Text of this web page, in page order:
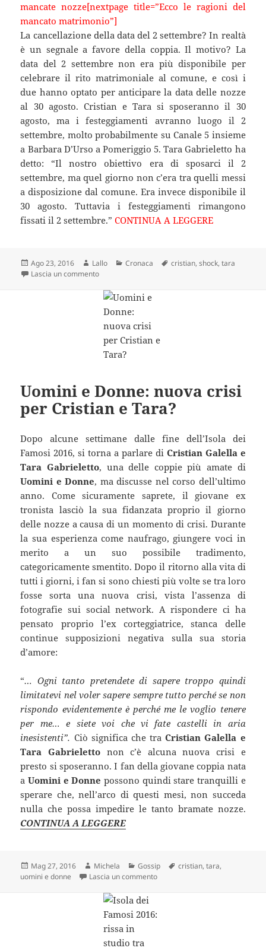
mancate nozze[nextpage title=”Ecco le ragioni del
mancato matrimonio”]
La cancellazione della data del 2 settembre? In realtà
è un segnale a favore della coppia. Il motivo? La
data del 2 settembre non era più disponibile per
celebrare il rito matrimoniale al comune, e così i
due hanno optato per anticipare la data delle nozze
al 30 agosto. Cristian e Tara si sposeranno il 30
agosto, ma i festeggiamenti avranno luogo il 2
settembre, molto probabilmente su Canale 5 insieme
a Barbara D’Urso a Pomeriggio 5. Tara Gabrieletto ha
detto: “Il nostro obiettivo era di sposarci il 2
settembre, ma quel giorno non c’era tra quelli messi
a disposizione dal comune. Era invece disponibile il
30 agosto. Tuttavia i festeggiamenti rimangono
fissati il 2 settembre.”CONTINUA A LEGGERE
Scritto
il
Ago 23, 2016 Autore
Lallo Categorie
Cronaca Tag
cristian,shock,tara
Lascia un commentosu Tara e Cristian sotto shock! Nessun
Uomini e Donne: nuova crisi
per Cristian e Tara?
Dopo alcune settimane dalle fine dell’Isola dei
Famosi 2016, si torna a parlare di Cristian Galella e
Tara Gabrieletto, una delle coppie più amate di
Uomini e Donne, ma discusse nel corso dell’ultimo
anno. Come sicuramente saprete, il giovane ex
tronista lasciò la sua fidanzata proprio il giorno
delle nozze a causa di un momento di crisi. Durante
la sua esperienza come naufrago, giungere voci in
merito a un suo possibile tradimento,
categoricamente smentito. Dopo il ritorno alla vita di
tutti i giorni, i fan si sono chiesti più volte se tra loro
fosse sorta una nuova crisi, vista l’assenza di
fotografie sui social network. A rispondere ci ha
pensato proprio l’ex corteggiatrice, stanca delle
continue supposizioni negativa sulla sua storia
d’amore:
“… Ogni tanto pretendete di sapere troppo quindi
limitatevi nel voler sapere sempre tuttoperché se non
rispondo evidentemente è perché me le voglio tenere
per me… e siete voi che vi fate castelli in aria
inesistenti”. Ciò significa che tra Cristian Galella e
Tara Gabrieletto non c’è alcuna nuova crisi e
presto si sposeranno. I fan della giovane coppia nata
aUomini e Donne possono quindi stare tranquilli e
sperare che, nell’arco di questi mesi, non succeda
nulla che possa impedire le tanto bramate nozze.
CONTINUA A LEGGERE
Scritto
il
Mag 27, 2016 Autore
Michela Categorie
Gossip Tag
cristian,tara,
uomini e donne
Lascia un commentosu Uomini e Donne: nuova crisi